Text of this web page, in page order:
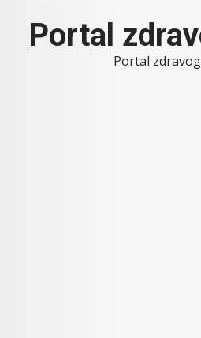
contentPortal
Portal